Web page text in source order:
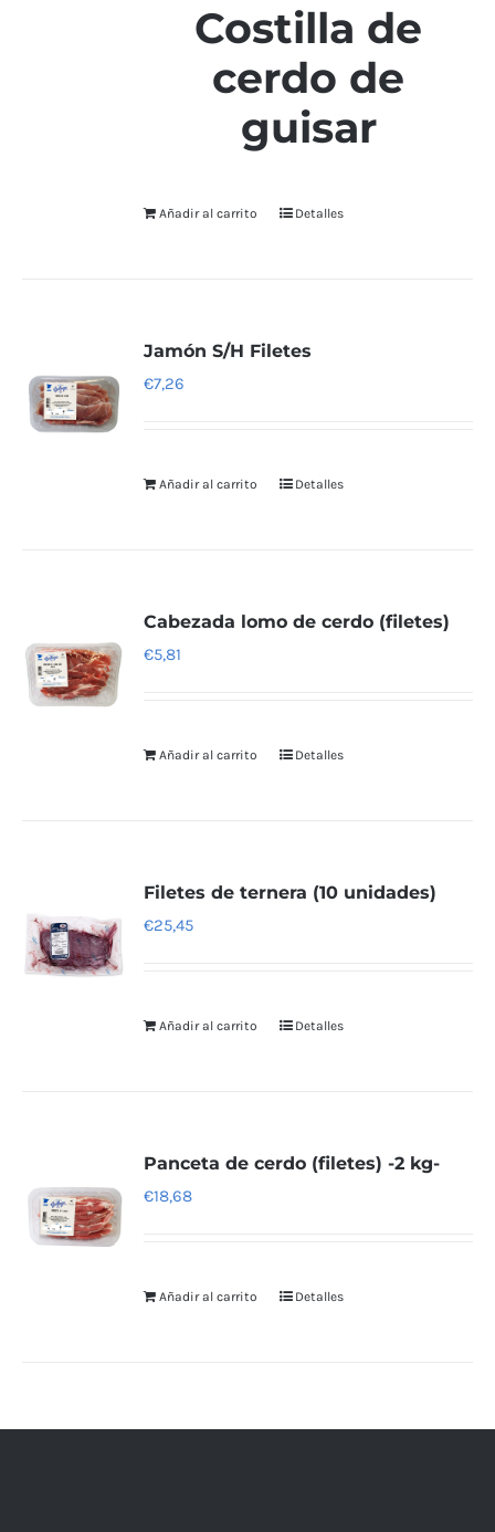
Costilla de
cerdo de
guisar
Añadir al carrito Detalles
Jamón S/H Filetes
€7,26
Añadir al carrito Detalles
Cabezada lomo de cerdo (filetes)
€5,81
Añadir al carrito Detalles
Filetes de ternera (10 unidades)
€25,45
Añadir al carrito Detalles
Panceta de cerdo (filetes) -2 kg-
€18,68
Añadir al carrito Detalles